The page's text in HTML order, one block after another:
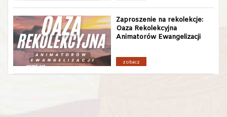
Zaproszenie na rekolekcje:
Oaza Rekolekcyjna
Animatorów Ewangelizacji
zobacz